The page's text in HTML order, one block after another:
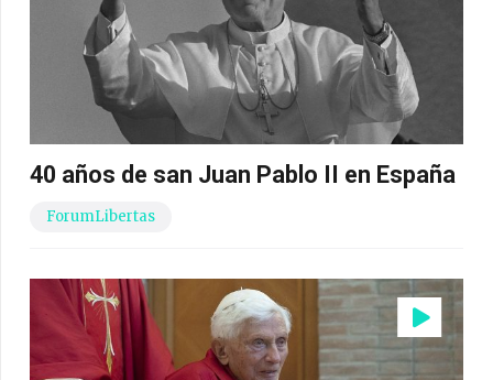
40 años de san Juan Pablo II en España
ForumLibertas